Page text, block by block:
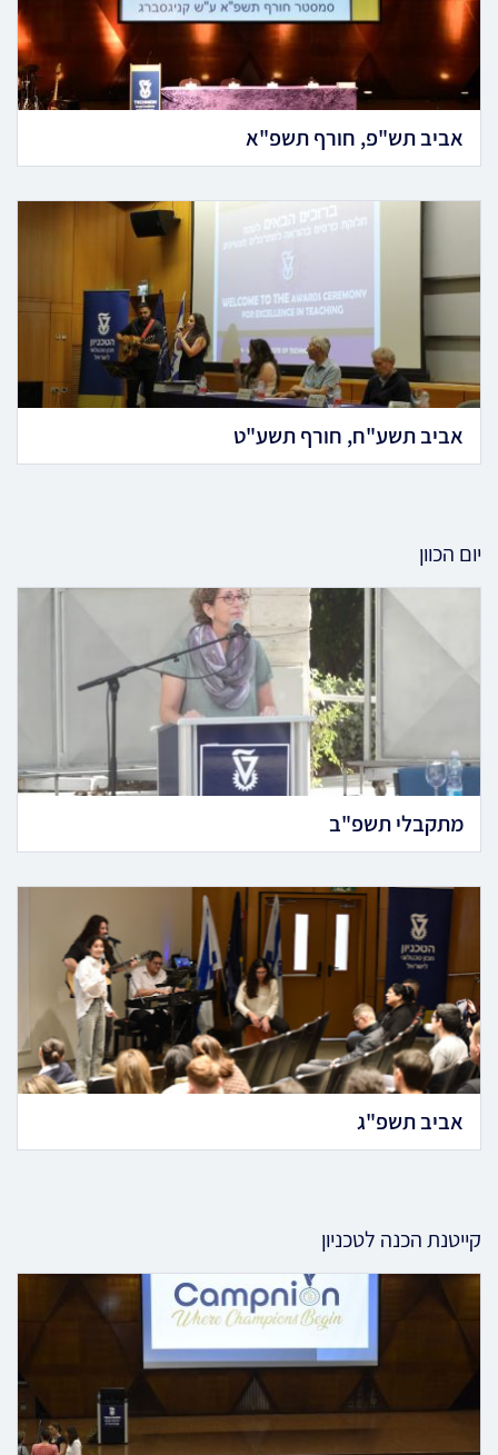
אביב תש"פ, חורף תשפ"א
אביב תשע"ח, חורף תשע"ט
יום הכוון
מתקבלי תשפ"ב
אביב תשפ"ג
קייטנת הכנה לטכניון